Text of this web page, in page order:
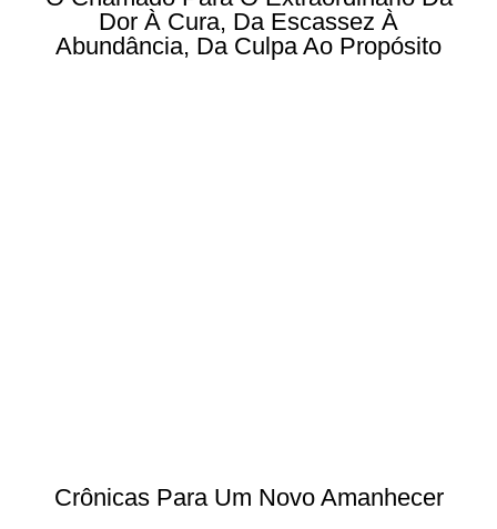
Dor À Cura, Da Escassez À
Abundância, Da Culpa Ao Propósito
Crônicas Para Um Novo Amanhecer